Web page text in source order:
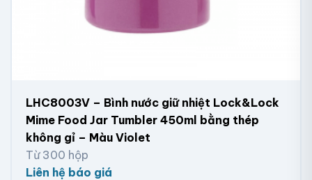
LHC8003V – Bình nước giữ nhiệt Lock&Lock
Mime Food Jar Tumbler 450ml bằng thép
không gỉ – Màu Violet
Từ 300 hộp
Liên hệ báo giá